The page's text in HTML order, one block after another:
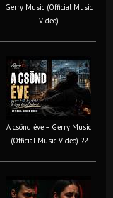
Gerry Music (Official Music
Video)
A csönd éve – Gerry Music
(Official Music Video) ??